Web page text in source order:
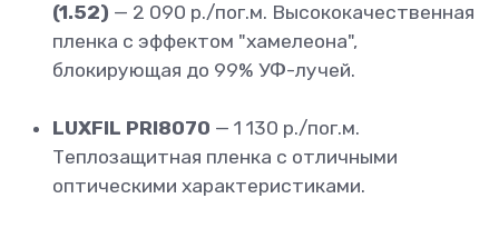
(1.52) — 2 090 р./пог.м. Высококачественная
пленка с эффектом "хамелеона",
блокирующая до 99% УФ-лучей.
LUXFIL PRI8070 — 1 130 р./пог.м.
Теплозащитная пленка с отличными
оптическими характеристиками.